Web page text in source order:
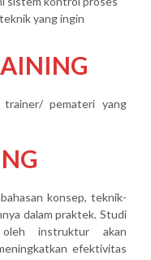
yang ingin
trainer/ pemateri yang
konsep, teknik-
dalam praktek. Studi
instruktur akan
efektivitas